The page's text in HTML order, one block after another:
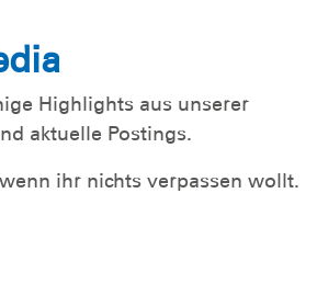
Highlights aus unserer
aktuelle Postings.
ihr nichts verpassen wollt.